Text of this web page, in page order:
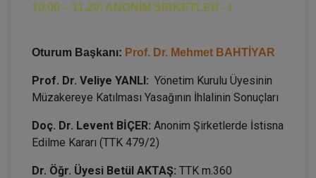
10.00 – 11.20: ANONİM ŞİRKETLER - I
Oturum Başkanı: Prof. Dr. Mehmet BAHTİYAR
Prof. Dr. Veliye YANLI: Yönetim Kurulu Üyesinin
Müzakereye Katılması Yasağının İhlalinin Sonuçları
Doç. Dr. Levent BİÇER: Anonim Şirketlerde İstisna
Edilme Kararı (TTK 479/2)
Dr. Öğr. Üyesi Betül AKTAŞ: TTK m.360